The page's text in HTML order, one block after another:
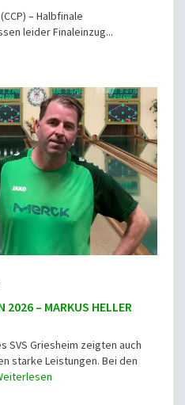
– Halbfinale
leider Finaleinzug...
2026 – MARKUS HELLER
SVS Griesheim zeigten auch
starke Leistungen. Bei den